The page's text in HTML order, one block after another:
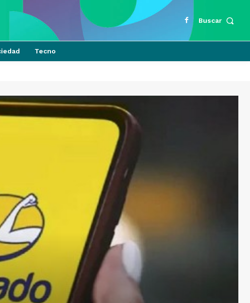
Buscar
Tecno